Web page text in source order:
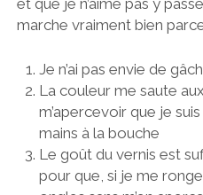
et que je n’aime pas y
marche vraiment bien
Je n’ai pas envie de
La couleur me saute
m’apercevoir que je
mains à la bouche
Le goût du vernis est
pour que, si je me